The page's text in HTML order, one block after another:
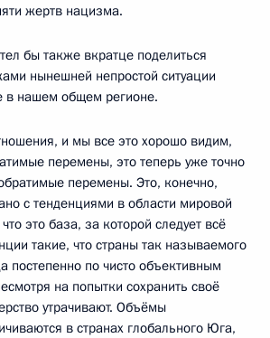
жертв нацизма.
бы также вкратце поделиться
нынешней непростой ситуации
в нашем общем регионе.
и мы все это хорошо видим,
перемены, это теперь уже точно
перемены. Это, конечно,
с тенденциями в области мировой
это база, за которой следует всё
такие, что страны так называемого
постепенно по чисто объективным
на попытки сохранить своё
утрачивают. Объёмы
в странах глобального Юга,